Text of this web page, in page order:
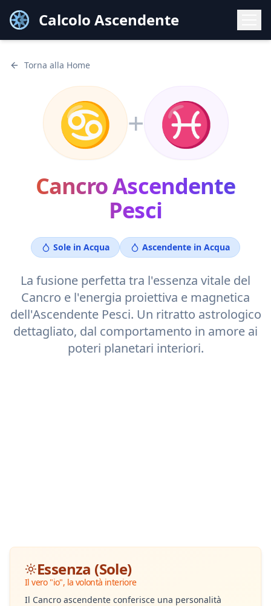
Calcolo Ascendente
Torna alla Home
♋ + ♓
CancroAscendente
Pesci
Sole in Acqua Ascendente in Acqua
La fusione perfetta tra l'essenza vitale del
Cancro e l'energia proiettiva e magnetica
dell'Ascendente Pesci. Un ritratto astrologico
dettagliato, dal comportamento in amore ai
poteri planetari interiori.
Essenza (Sole)
Il vero "io", la volontà interiore
Il Cancro ascendente conferisce una personalità